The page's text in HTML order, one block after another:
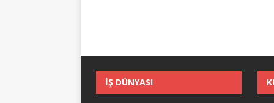
İŞ DÜNYASI